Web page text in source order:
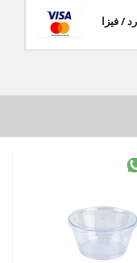
/ فيزا